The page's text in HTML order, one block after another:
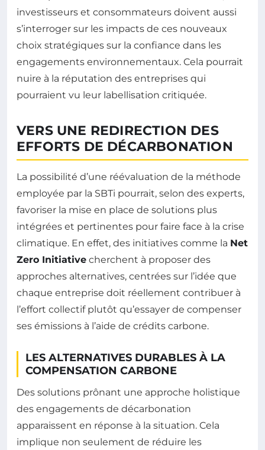
investisseurs et consommateurs doivent aussi
s’interroger sur les impacts de ces nouveaux
choix stratégiques sur la confiance dans les
engagements environnementaux. Cela pourrait
nuire à la réputation des entreprises qui
pourraient vu leur labellisation critiquée.
VERS UNE REDIRECTION DES
EFFORTS DE DÉCARBONATION
La possibilité d’une réévaluation de la méthode
employée par la SBTi pourrait, selon des experts,
favoriser la mise en place de solutions plus
intégrées et pertinentes pour faire face à la crise
climatique. En effet, des initiatives comme la Net
Zero Initiative cherchent à proposer des
approches alternatives, centrées sur l’idée que
chaque entreprise doit réellement contribuer à
l’effort collectif plutôt qu’essayer de compenser
ses émissions à l’aide de crédits carbone.
LES ALTERNATIVES DURABLES À LA
COMPENSATION CARBONE
Des solutions prônant une approche holistique
des engagements de décarbonation
apparaissent en réponse à la situation. Cela
implique non seulement de réduire les